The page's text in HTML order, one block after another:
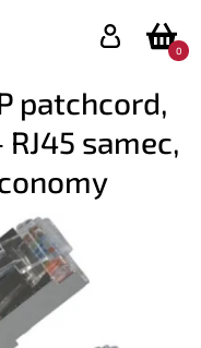
0
patchcord,
samec,